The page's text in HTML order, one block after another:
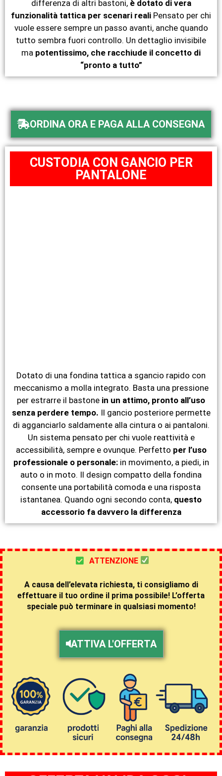
differenza di altri bastoni, è dotato di vera
funzionalità tattica per scenari reali Pensato per chi
vuole essere sempre un passo avanti, anche quando
tutto sembra fuori controllo. Un dettaglio invisibile
ma potentissimo, che racchiude il concetto di
“pronto a tutto”
ORDINA ORA E PAGA ALLA CONSEGNA
CUSTODIA CON GANCIO PER
PANTALONE
Dotato di una fondina tattica a sgancio rapido con
meccanismo a molla integrato. Basta una pressione
per estrarre il bastone in un attimo, pronto all’uso
senza perdere tempo. Il gancio posteriore permette
di agganciarlo saldamente alla cintura o ai pantaloni.
Un sistema pensato per chi vuole reattività e
accessibilità, sempre e ovunque. Perfetto per l’uso
professionale o personale: in movimento, a piedi, in
auto o in moto. Il design compatto della fondina
consente una portabilità comoda e una risposta
istantanea. Quando ogni secondo conta, questo
accessorio fa davvero la differenza
ATTENZIONE
A causa dell’elevata richiesta, ti consigliamo di
effettuare il tuo ordine il prima possibile! L’offerta
speciale può terminare in qualsiasi momento!
ATTIVA L'OFFERTA